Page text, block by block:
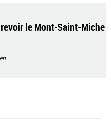
le Mont-Saint-Miche